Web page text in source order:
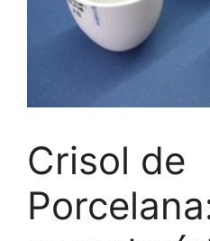
Crisol de